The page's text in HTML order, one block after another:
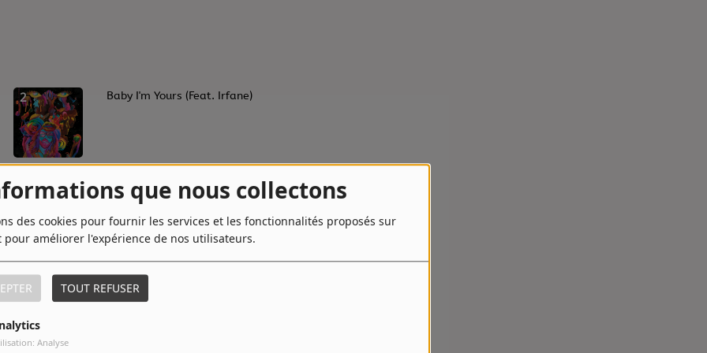
que nous collectons
des cookies pour fournir les services et les fonctionnalités proposés sur
pour améliorer l'expérience de nos utilisateurs.
TOUT REFUSER
Analyse
2 Baby I'm Yours (Feat. Irfane)
8